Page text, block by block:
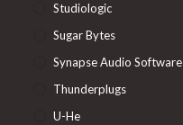
Studiologic
Sugar Bytes
Synapse Audio Software
Thunderplugs
U-He